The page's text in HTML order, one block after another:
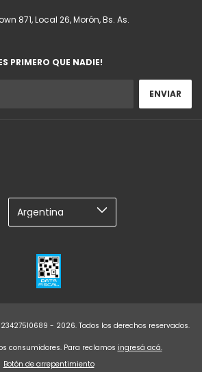
871, Local 26, Morón, Bs. As.
PRIMERO QUE NADIE!
- 2026. Todos los derechos reservados.
consumidores. Para reclamos ingresá acá.
Botón de arrepentimiento